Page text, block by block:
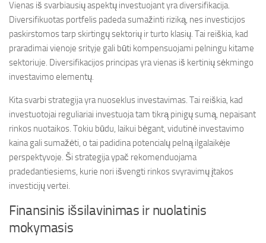
Vienas iš svarbiausių aspektų investuojant yra diversifikacija.
Diversifikuotas portfelis padeda sumažinti riziką, nes investicijos
paskirstomos tarp skirtingų sektorių ir turto klasių. Tai reiškia, kad
praradimai vienoje srityje gali būti kompensuojami pelningu kitame
sektoriuje. Diversifikacijos principas yra vienas iš kertinių sėkmingo
investavimo elementų.
Kita svarbi strategija yra nuoseklus investavimas. Tai reiškia, kad
investuotojai reguliariai investuoja tam tikrą pinigų sumą, nepaisant
rinkos nuotaikos. Tokiu būdu, laikui bėgant, vidutinė investavimo
kaina gali sumažėti, o tai padidina potencialų pelną ilgalaikėje
perspektyvoje. Ši strategija ypač rekomenduojama
pradedantiesiems, kurie nori išvengti rinkos svyravimų įtakos
investicijų vertei.
Finansinis išsilavinimas ir nuolatinis
mokymasis